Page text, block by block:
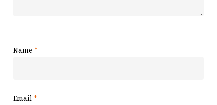
Name *
Email *